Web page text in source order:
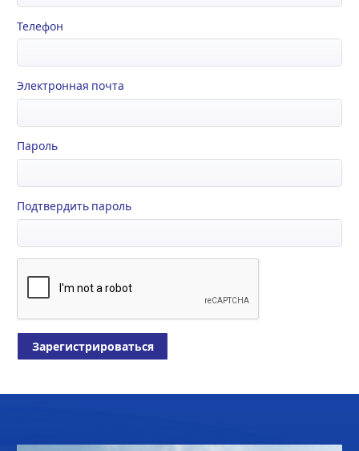
Телефон
Электронная почта
Пароль
Подтвердить пароль
Зарегистрироваться